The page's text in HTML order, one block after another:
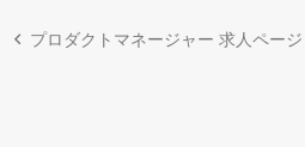
プロダクトマネージャー 求人ページ